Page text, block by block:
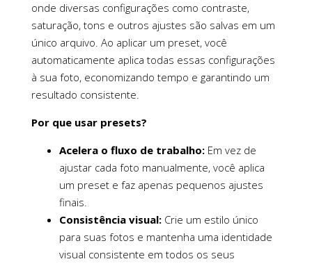
onde diversas configurações como contraste,
saturação, tons e outros ajustes são salvas em um
único arquivo. Ao aplicar um preset, você
automaticamente aplica todas essas configurações
à sua foto, economizando tempo e garantindo um
resultado consistente.
Por que usar presets?
Acelera o fluxo de trabalho: Em vez de
ajustar cada foto manualmente, você aplica
um preset e faz apenas pequenos ajustes
finais.
Consistência visual: Crie um estilo único
para suas fotos e mantenha uma identidade
visual consistente em todos os seus